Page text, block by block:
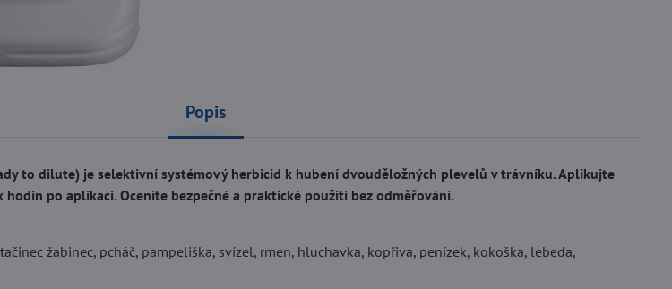
Popis
to dilute) je selektivní systémový herbicid k hubení dvouděložných plevelů v trávníku. Aplikujte
po aplikaci. Oceníte bezpečné a praktické použití bez odměřování.
žabinec, pcháč, pampeliška, svízel, rmen, hluchavka, kopřiva, penízek, kokoška, lebeda,